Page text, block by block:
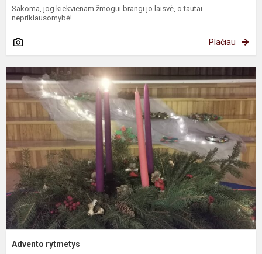
Sakoma, jog kiekvienam žmogui brangi jo laisvė, o tautai -
nepriklausomybė!
Plačiau
Advento rytmetys